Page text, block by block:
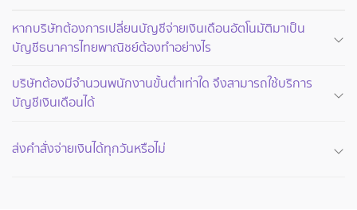
หากบริษัทต้องการเปลี่ยนบัญชีจ่ายเงินเดือนอัตโนมัติมาเป็น
บัญชีธนาคารไทยพาณิชย์ต้องทำอย่างไร
บริษัทต้องมีจำนวนพนักงานขั้นต่ำเท่าใด จึงสามารถใช้บริการ
บัญชีเงินเดือนได้
ส่งคำสั่งจ่ายเงินได้ทุกวันหรือไม่